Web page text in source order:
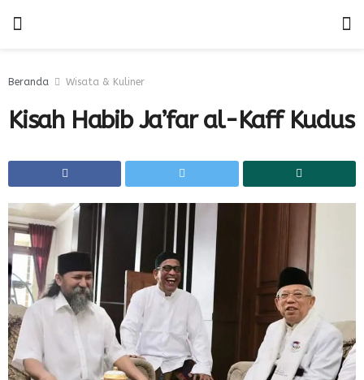
Beranda Wisata & Kuliner
Kisah Habib Ja’far al-Kaff Kudus